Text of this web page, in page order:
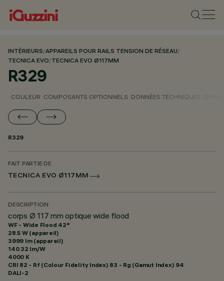
INTÉRIEURS/APPAREILS POUR RAILS TENSION DE RÉSEAU/
TECNICA EVO/TECNICA EVO Ø117MM
R329
COULEUR COMPOSANTS OPTIONNELS DONNÉES TECHNIQUES
R329
FAIT PARTIE DE
TECNICA EVO Ø117MM
DESCRIPTION
corps Ø 117 mm optique wide flood
WF - Wide Flood 42°
28.5 W (appareil)
3999 lm (appareil)
140.32 lm/W
4000 K
CRI 82 - Rf (Colour Fidelity Index) 83 - Rg (Gamut Index) 94
DALI-2